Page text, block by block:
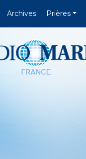
Archives Prières